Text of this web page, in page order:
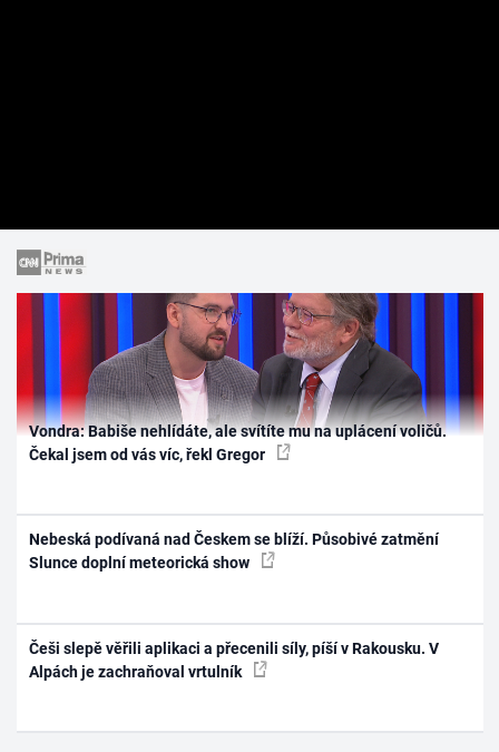
Vondra: Babiše nehlídáte, ale svítíte mu na uplácení voličů.
Čekal jsem od vás víc, řekl Gregor
Nebeská podívaná nad Českem se blíží. Působivé zatmění
Slunce doplní meteorická show
Češi slepě věřili aplikaci a přecenili síly, píší v Rakousku. V
Alpách je zachraňoval vrtulník